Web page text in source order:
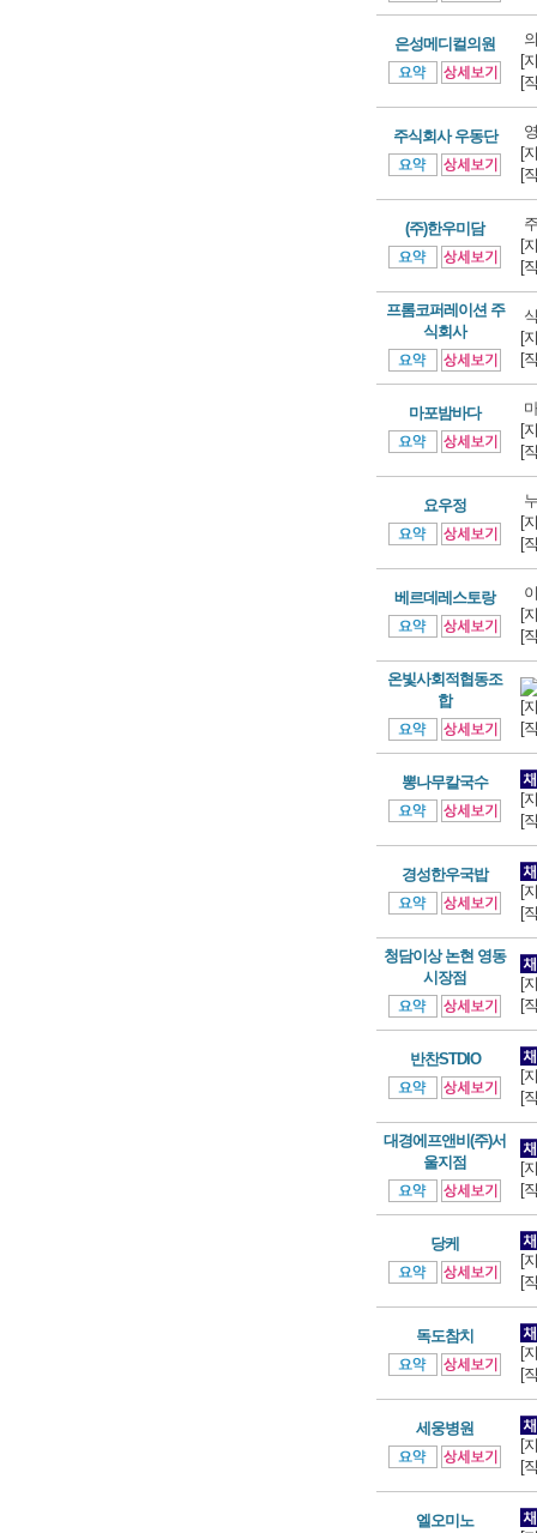
은성메디컬의원
[
[
주식회사 우동단
[
[
(주)한우미담
[
[
프롬코퍼레이션 주
식회사
[
[
마포밤바다
[
[
요우정
[
[
베르데레스토랑
[
[
온빛사회적협동조
합
[
[
뽕나무칼국수
[
[
경성한우국밥
[
[
청담이상 논현 영동
시장점
[
[
반찬STDIO
[
[
대경에프앤비(주)서
울지점
[
[
당케
[
[
독도참치
[
[
세웅병원
[
[
엘오미노